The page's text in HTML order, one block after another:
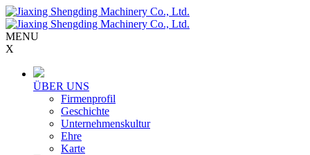
MENU
X
ÜBER UNS
Firmenprofil
Geschichte
Unternehmenskultur
Ehre
Karte